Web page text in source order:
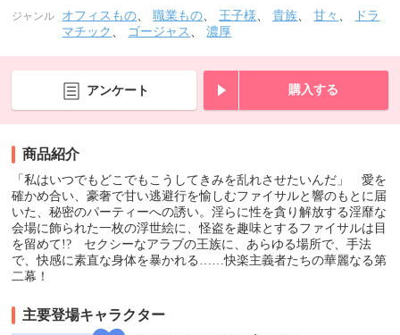
ジャンル オフィスもの、職業もの、 王子様、貴族、甘々 、
ドラ
マチック 、 ゴージャス 、濃厚
アンケート 購入する
商品紹介
「私はいつでもどこでもこうしてきみを乱れさせたいんだ」 愛を
確かめ合い、豪奢で甘い逃避行を愉しむファイサルと響のもとに届
いた、秘密のパーティーへの誘い。淫らに性を貪り解放する淫靡な
会場に飾られた一枚の浮世絵に、怪盗を趣味とするファイサルは目
を留めて!? セクシーなアラブの王族に、あらゆる場所で、手法
で、快感に素直な身体を暴かれる……快楽主義者たちの華麗なる第
二幕！
主要登場キャラクター